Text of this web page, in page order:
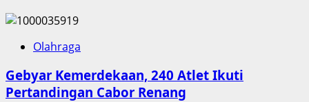
Olahraga
Gebyar Kemerdekaan, 240 Atlet Ikuti
Pertandingan Cabor Renang